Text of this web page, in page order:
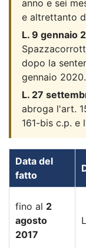
anno e sei
e altrettanto
L. 9 gennaio
dopo la
gennaio 2020.
L. 27
abroga l'art.
161-bis c.p. e
Data del
fatto
fino al 2
agosto
2017